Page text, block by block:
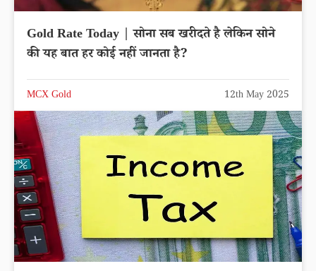
Gold Rate Today | सोना सब खरीदते है लेकिन सोने
की यह बात हर कोई नहीं जानता है?
MCX Gold 12th May 2025